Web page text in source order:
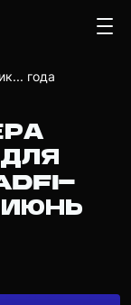
года